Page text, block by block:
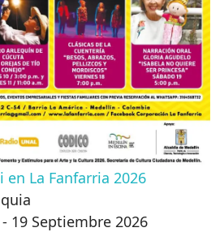
La Fanfarria 2026
19 Septiembre 2026